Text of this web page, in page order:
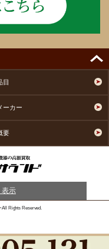
目
ーカー
要
表示
Rights Reserved.